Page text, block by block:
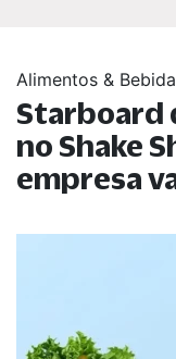
Alimentos &
Starboard
no Shake
empresa